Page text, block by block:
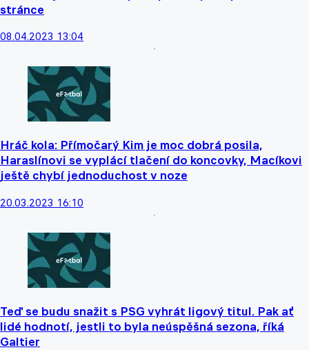
stránce
08.04.2023 13:04
Hráč kola: Přímočarý Kim je moc dobrá posila,
Haraslínovi se vyplácí tlačení do koncovky, Macíkovi
ještě chybí jednoduchost v noze
20.03.2023 16:10
Teď se budu snažit s PSG vyhrát ligový titul. Pak ať
lidé hodnotí, jestli to byla neúspěšná sezona, říká
Galtier